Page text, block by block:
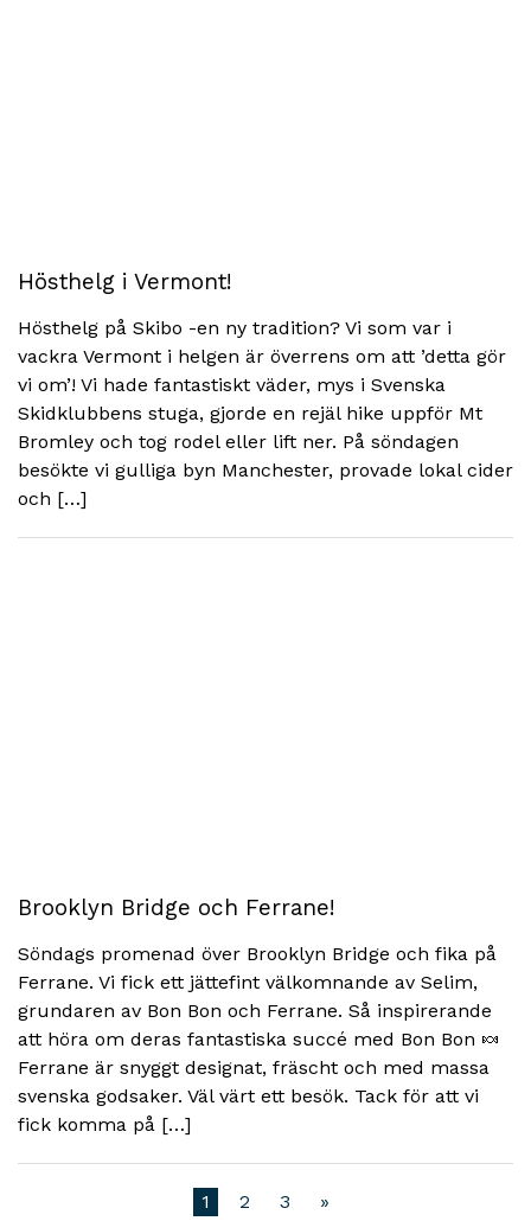
Hösthelg i Vermont!
Hösthelg på Skibo -en ny tradition? Vi som var i
vackra Vermont i helgen är överrens om att ’detta gör
vi om’! Vi hade fantastiskt väder, mys i Svenska
Skidklubbens stuga, gjorde en rejäl hike uppför Mt
Bromley och tog rodel eller lift ner. På söndagen
besökte vi gulliga byn Manchester, provade lokal cider
och […]
Brooklyn Bridge och Ferrane!
Söndags promenad över Brooklyn Bridge och fika på
Ferrane. Vi fick ett jättefint välkomnande av Selim,
grundaren av Bon Bon och Ferrane. Så inspirerande
att höra om deras fantastiska succé med Bon Bon 🍬
Ferrane är snyggt designat, fräscht och med massa
svenska godsaker. Väl värt ett besök. Tack för att vi
fick komma på […]
1 2 3 »